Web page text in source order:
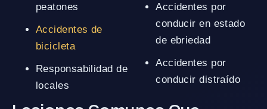
peatones
Accidentes de
bicicleta
Responsabilidad de
locales
Accidentes por
conducir en estado
de ebriedad
Accidentes por
conducir distraído